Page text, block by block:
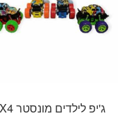
ג'יפ לילדים מונסטר 4X4